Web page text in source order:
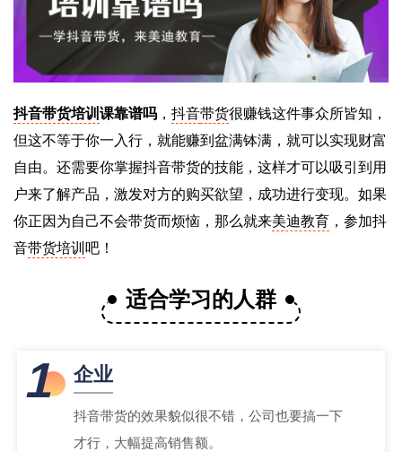
抖音带货培训 课靠谱吗 ， 抖音带货很赚钱这件事众所皆知，
但这不等于你一入行，就能赚到盆满钵满，就可以实现财富
自由。还需要你掌握抖音带货的技能，这样才可以吸引到用
户来了解产品，激发对方的购买欲望，成功进行变现。如果
你正因为自己不会带货而烦恼，那么就来美迪教育 ，参加抖
音带货培训 吧！
适合学习的人群
1 企业
抖音带货的效果貌似很不错，公司也要搞一下
才行，大幅提高销售额。